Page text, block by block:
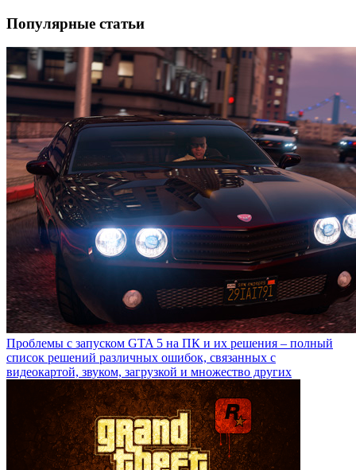
Популярные статьи
Проблемы с запуском GTA 5 на ПК и их решения – полный
список решений различных ошибок, связанных с
видеокартой, звуком, загрузкой и множество других